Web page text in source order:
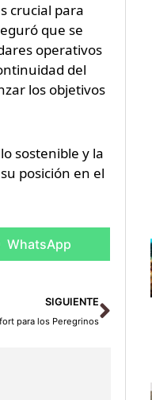
crucial para
que se
operativos
del
los objetivos
sostenible y la
posición en el
WhatsApp
SIGUIENTE
para los Peregrinos